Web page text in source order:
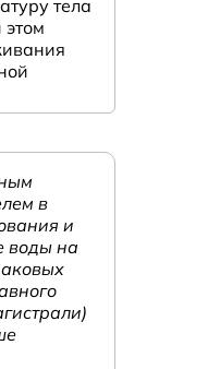
тела
в
и
воды на